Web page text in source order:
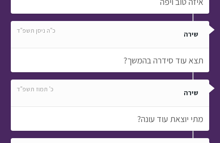
שירה כ"ה ניסן תשפ"ד
תצא עוד סידרה בהמשך?
שירה כ' תמוז תשפ"ד
מתי יוצאת עוד עונה?